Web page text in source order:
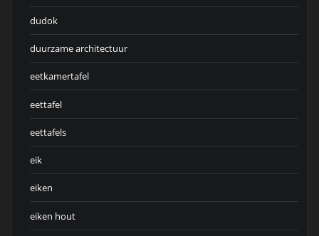
dudok
duurzame architectuur
eetkamertafel
eettafel
eettafels
eik
eiken
eiken hout